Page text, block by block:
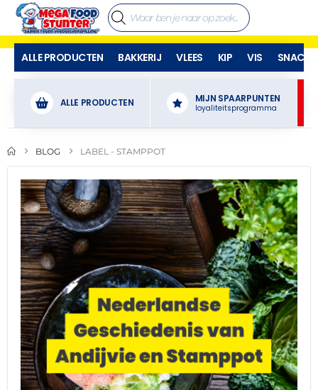
ALLE PRODUCTEN BAKKERIJ VLEES KIP VIS SNACKS
ALLE PRODUCTEN MIJN SPAARPUNTEN
loyaliteitsprogramma
BLOG LABEL - STAMPPOT